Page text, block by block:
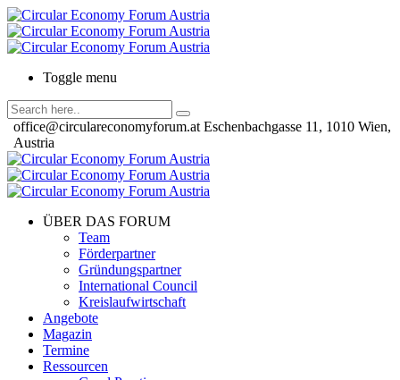
Toggle menu
office@circulareconomyforum.at Eschenbachgasse 11, 1010 Wien,
Austria
ÜBER DAS FORUM
Team
Förderpartner
Gründungspartner
International Council
Kreislaufwirtschaft
Angebote
Magazin
Termine
Ressourcen